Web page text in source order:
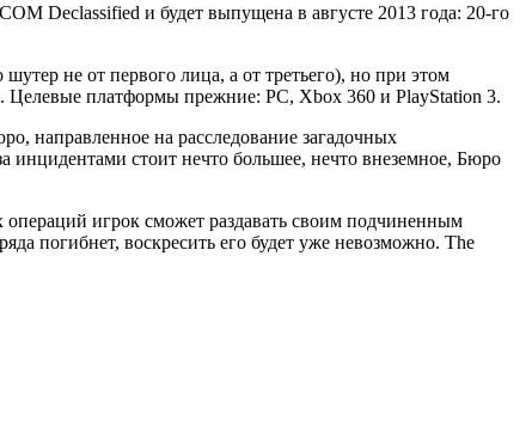
Declassified и будет выпущена в августе 2013 года: 20-го
не от первого лица, а от третьего), но при этом
Целевые платформы прежние: PC, Xbox 360 и PlayStation 3.
направленное на расследование загадочных
инцидентами стоит нечто большее, нечто внеземное, Бюро
игрок сможет раздавать своим подчиненным
погибнет, воскресить его будет уже невозможно. The